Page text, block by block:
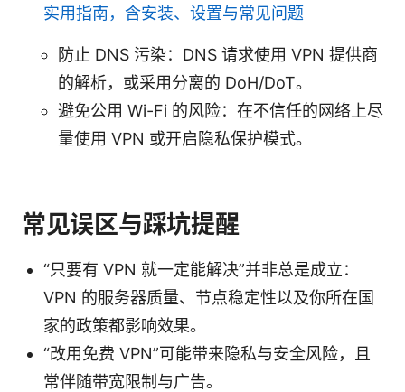
实用指南，含安装、设置与常见问题
防止 DNS 污染：DNS 请求使用 VPN 提供商
的解析，或采用分离的 DoH/DoT。
避免公用 Wi-Fi 的风险：在不信任的网络上尽
量使用 VPN 或开启隐私保护模式。
常见误区与踩坑提醒
“只要有 VPN 就一定能解决”并非总是成立：
VPN 的服务器质量、节点稳定性以及你所在国
家的政策都影响效果。
“改用免费 VPN”可能带来隐私与安全风险，且
常伴随带宽限制与广告。